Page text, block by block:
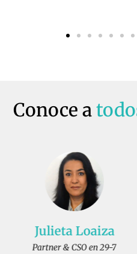
Conoce a
Said Gil
CEO Mexico & LATAM,